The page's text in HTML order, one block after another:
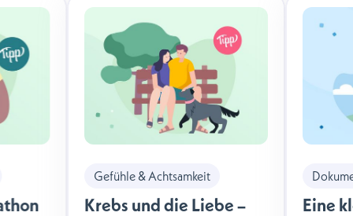
Gefühle & Achtsamkeit
Krebs und die Liebe –
Eine